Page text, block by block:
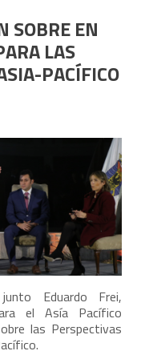
SOBRE EN
LAS
PACÍFICO
Eduardo Frei,
el Asía Pacífico
las Perspectivas